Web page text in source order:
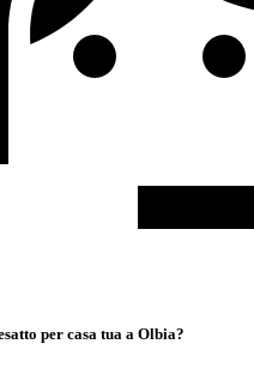
per casa tua a Olbia?